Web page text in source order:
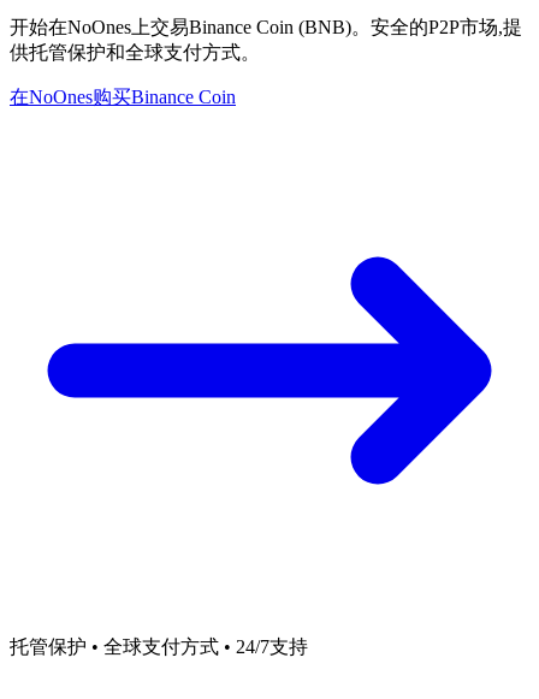
开始在NoOnes上交易Binance Coin (BNB)。安全的P2P市场,提
供托管保护和全球支付方式。
在NoOnes购买Binance Coin
托管保护 • 全球支付方式 • 24/7支持